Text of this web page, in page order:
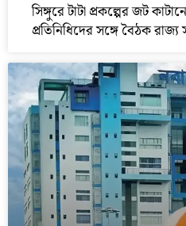
সিঙ্গুরে টাটা প্রকল্পের জট
প্রতিনিধিদের সঙ্গে বৈঠক